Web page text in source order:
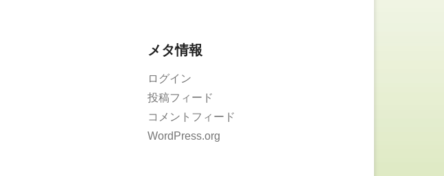
メタ情報
ログイン
投稿フィード
コメントフィード
WordPress.org